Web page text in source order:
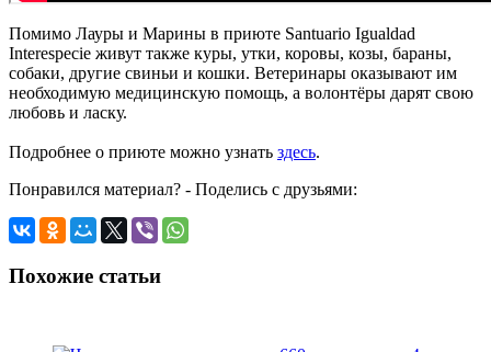
Помимо Лауры и Марины в приюте Santuario Igualdad
Interespecie живут также куры, утки, коровы, козы, бараны,
собаки, другие свиньи и кошки. Ветеринары оказывают им
необходимую медицинскую помощь, а волонтёры дарят свою
любовь и ласку.
Подробнее о приюте можно узнать здесь.
Понравился материал? - Поделись с друзьями:
Похожие статьи